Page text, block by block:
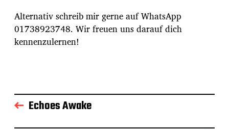
Alternativ schreib mir gerne auf WhatsApp
01738923748. Wir freuen uns darauf dich
kennenzulernen!
Echoes Awake